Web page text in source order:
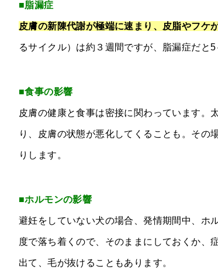
■脂漏症
皮膚の新陳代謝が極端に速まり、皮脂やフケ
るサイクル）は約３週間ですが、脂漏症だと
■食事の影響
皮膚の健康と食事は密接に関わっています。
り、皮膚の状態が悪化してくることも。その
りします。
■ホルモンの影響
避妊をしていない犬の場合、発情期間中、ホ
度で落ち着くので、そのままにしておくか、
出て、毛が抜けることもあります。